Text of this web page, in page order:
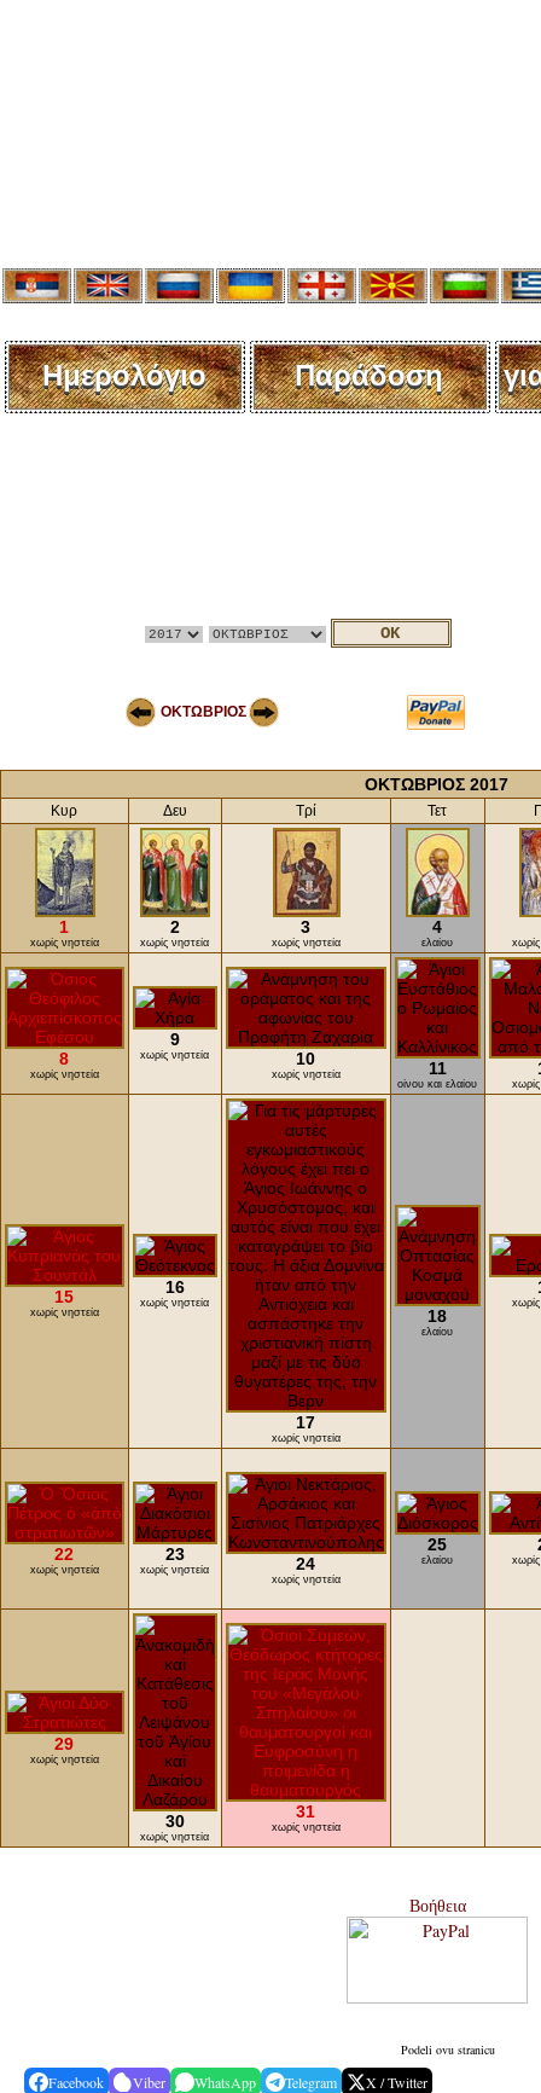
Ημερολόγιο Παράδοση
ΟΚΤΩΒΡΙΟΣ
ΟΚΤΩΒΡΙΟΣ 2017
Κυρ Δευ Τρί Τετ
1
xωρίς νηστεία
2
xωρίς νηστεία
3
xωρίς νηστεία
4
ελαίου
8
xωρίς νηστεία
9
xωρίς νηστεία 10
xωρίς νηστεία 11
οίνου και ελαίου
15
xωρίς νηστεία
16
xωρίς νηστεία
17
xωρίς νηστεία
18
ελαίου
22
xωρίς νηστεία
23
xωρίς νηστεία 24
xωρίς νηστεία
25
ελαίου
29
xωρίς νηστεία
30
xωρίς νηστεία
31
xωρίς νηστεία
Βοήθεια
Podeli ovu stranicu
Facebook Viber WhatsApp Telegram X / Twitter